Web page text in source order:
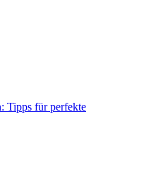
Tipps für perfekte